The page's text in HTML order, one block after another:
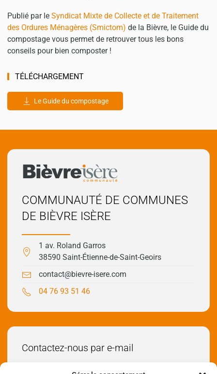
Publié par le Syndicat Mixte de Collecte et de Traitement
des Ordures Ménagères (Smictom) de la Bièvre, le Guide du
compostage vous permet de retrouver tous les bons
conseils pour bien composter !
TÉLÉCHARGEMENT
Le Guide du compostage
COMMUNAUTÉ DE COMMUNES
DE BIÈVRE ISÈRE
1 av. Roland Garros
38590 Saint-Étienne-de-Saint-Geoirs
contact@bievre-isere.com
04 76 93 51 46
Contactez-nous par e-mail